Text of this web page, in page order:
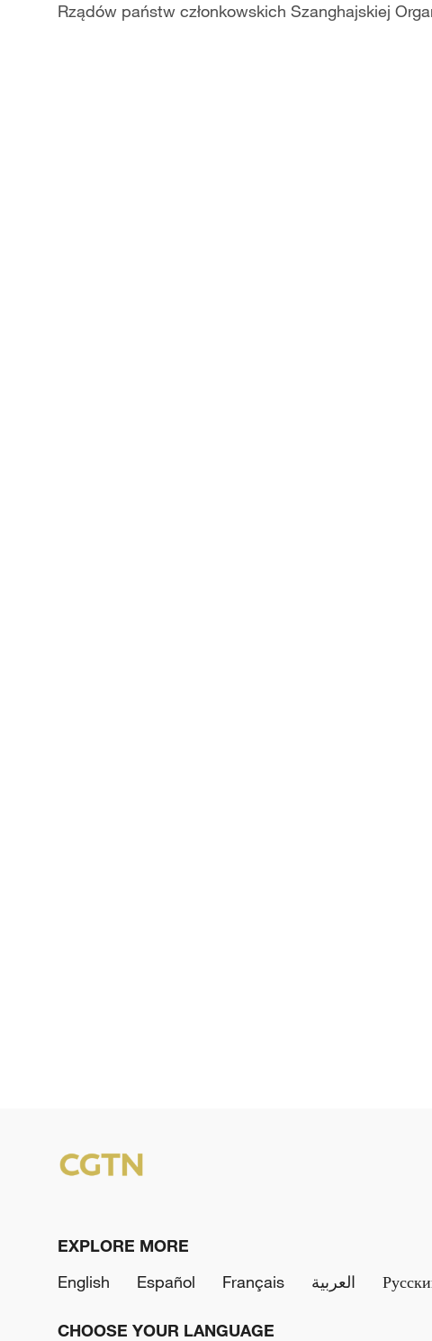
Rządów państw członkowskich Szanghajskiej
EXPLORE MORE
English
Español Français العربية
CHOOSE YOUR LANGUAGE